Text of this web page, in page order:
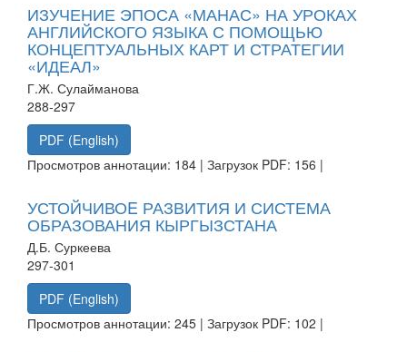
ИЗУЧЕНИЕ ЭПОСА «МАНАС» НА УРОКАХ
АНГЛИЙСКОГО ЯЗЫКА С ПОМОЩЬЮ
КОНЦЕПТУАЛЬНЫХ КАРТ И СТРАТЕГИИ
«ИДЕАЛ»
Г.Ж. Сулайманова
288-297
PDF (English)
Просмотров аннотации: 184 | Загрузок PDF: 156 |
УСТОЙЧИВОE РАЗВИТИЯ И СИСТЕМА
ОБРАЗОВАНИЯ КЫРГЫЗСТАНА
Д.Б. Суркеева
297-301
PDF (English)
Просмотров аннотации: 245 | Загрузок PDF: 102 |